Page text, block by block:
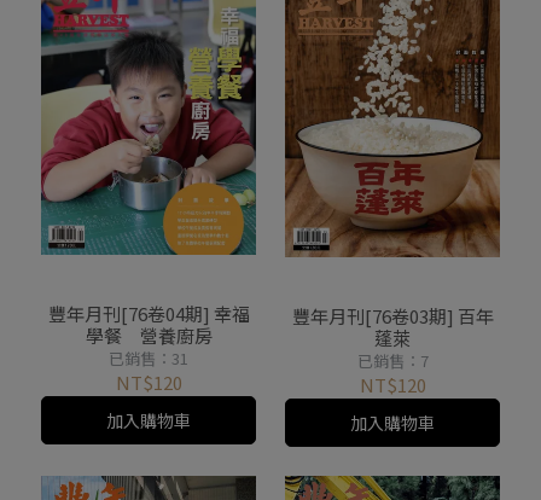
豐年月刊[76卷04期] 幸福
學餐 營養廚房
已銷售：31
NT$120
加入購物車
豐年月刊[76卷03期] 百年
蓬萊
已銷售：7
NT$120
加入購物車